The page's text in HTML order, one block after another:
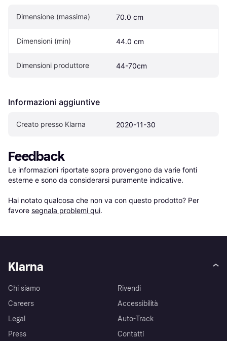
Dimensione (massima) 70.0 cm
Dimensioni (min) 44.0 cm
Dimensioni produttore 44-70cm
Informazioni aggiuntive
Creato presso Klarna 2020-11-30
Feedback
Le informazioni riportate sopra provengono da varie fonti
esterne e sono da considerarsi puramente indicative.
Hai notato qualcosa che non va con questo prodotto? Per
favore segnala problemi qui.
Klarna
Chi siamo
Careers
Legal
Press
Rivendi
Accessibilità
Auto-Track
Contatti